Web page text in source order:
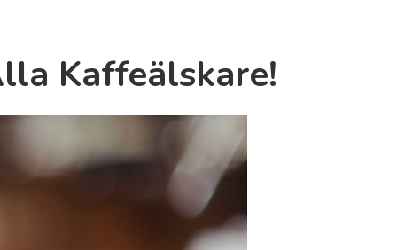
Kaffeälskare!